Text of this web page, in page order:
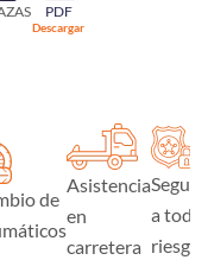
PDF
Descargar
de
Asistencia
en
carretera
Seguro
a todo
riesgo